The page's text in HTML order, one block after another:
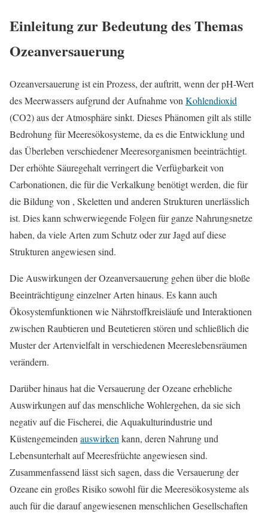
Einleitung zur Bedeutung des Themas
Ozeanversauerung
Ozeanversauerung ist ein Prozess, der auftritt, wenn der pH-Wert
des Meerwassers aufgrund der Aufnahme von Kohlendioxid
(CO2) aus der Atmosphäre sinkt. Dieses Phänomen gilt als stille
Bedrohung für Meeresökosysteme, da es die Entwicklung und
das Überleben verschiedener Meeresorganismen beeinträchtigt.
Der erhöhte Säuregehalt verringert die Verfügbarkeit von
Carbonationen, die für die Verkalkung benötigt werden, die für
die Bildung von , Skeletten und anderen Strukturen unerlässlich
ist. Dies kann schwerwiegende Folgen für ganze Nahrungsnetze
haben, da viele Arten zum Schutz oder zur Jagd auf diese
Strukturen angewiesen sind.
Die Auswirkungen der Ozeanversauerung gehen über die bloße
Beeinträchtigung einzelner Arten hinaus. Es kann auch
Ökosystemfunktionen wie Nährstoffkreisläufe und Interaktionen
zwischen Raubtieren und Beutetieren stören und schließlich die
Muster der Artenvielfalt in verschiedenen Meereslebensräumen
verändern.
Darüber hinaus hat die Versauerung der Ozeane erhebliche
Auswirkungen auf das menschliche Wohlergehen, da sie sich
negativ auf die Fischerei, die Aquakulturindustrie und
Küstengemeinden auswirken kann, deren Nahrung und
Lebensunterhalt auf Meeresfrüchte angewiesen sind.
Zusammenfassend lässt sich sagen, dass die Versauerung der
Ozeane ein großes Risiko sowohl für die Meeresökosysteme als
auch für die darauf angewiesenen menschlichen Gesellschaften